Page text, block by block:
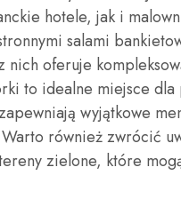
hotele, jak i
salami
oferuje
to idealne miejsce
wyjątkowe
również zwrócić
zielone, które